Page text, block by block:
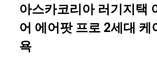
아스카코리아 러기지택
어 에어팟 프로 2세대 케
욕